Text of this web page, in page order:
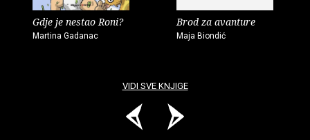
Gdje je nestao Roni?
Martina Gadanac
Brod za avanture
Maja Biondić
VIDI SVE KNJIGE